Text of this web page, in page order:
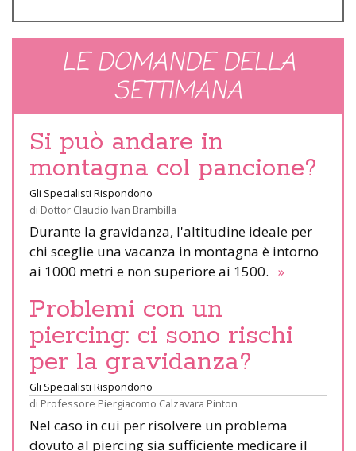
LE DOMANDE DELLA
SETTIMANA
Si può andare in
montagna col pancione?
Gli Specialisti Rispondono
di Dottor Claudio Ivan Brambilla
Durante la gravidanza, l'altitudine ideale per
chi sceglie una vacanza in montagna è intorno
ai 1000 metri e non superiore ai 1500. »
Problemi con un
piercing: ci sono rischi
per la gravidanza?
Gli Specialisti Rispondono
di Professore Piergiacomo Calzavara Pinton
Nel caso in cui per risolvere un problema
dovuto al piercing sia sufficiente medicare il